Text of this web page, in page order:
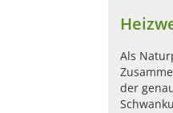
Als
der